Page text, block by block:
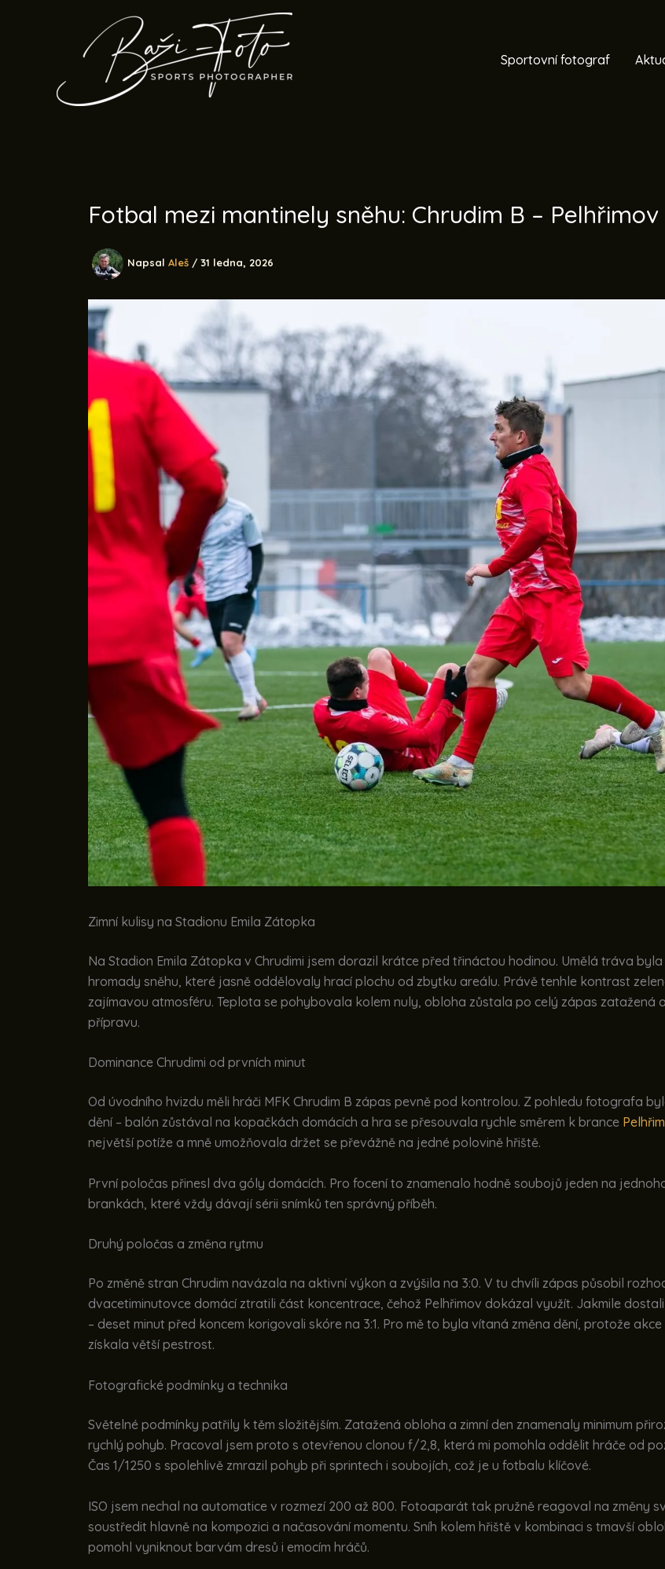
Sportovní fotograf
Fotbal mezi mantinely sněhu: Chrudim B – Pelhřimov
Napsal Aleš / 31 ledna, 2026
Zimní kulisy na Stadionu Emila Zátopka
Na Stadion Emila Zátopka v Chrudimi jsem dorazil krátce před třináctou hodinou. Umělá tráva
hromady sněhu, které jasně oddělovaly hrací plochu od zbytku areálu. Právě tenhle kontrast
zajímavou atmosféru. Teplota se pohybovala kolem nuly, obloha zůstala po celý zápas zatažená
přípravu.
Dominance Chrudimi od prvních minut
Od úvodního hvizdu měli hráči MFK Chrudim B zápas pevně pod kontrolou. Z pohledu fotografa
dění – balón zůstával na kopačkách domácích a hra se přesouvala rychle směrem k brance
největší potíže a mně umožňovala držet se převážně na jedné polovině hřiště.
První poločas přinesl dva góly domácích. Pro focení to znamenalo hodně soubojů jeden na
brankách, které vždy dávají sérii snímků ten správný příběh.
Druhý poločas a změna rytmu
Po změně stran Chrudim navázala na aktivní výkon a zvýšila na 3:0. V tu chvíli zápas působil
dvacetiminutovce domácí ztratili část koncentrace, čehož Pelhřimov dokázal využít. Jakmile
– deset minut před koncem korigovali skóre na 3:1. Pro mě to byla vítaná změna dění, protože
získala větší pestrost.
Fotografické podmínky a technika
Světelné podmínky patřily k těm složitějším. Zatažená obloha a zimní den znamenaly minimum
rychlý pohyb. Pracoval jsem proto s otevřenou clonou f/2,8, která mi pomohla oddělit hráče od
Čas 1/1250 s spolehlivě zmrazil pohyb při sprintech i soubojích, což je u fotbalu klíčové.
ISO jsem nechal na automatice v rozmezí 200 až 800. Fotoaparát tak pružně reagoval na změny
soustředit hlavně na kompozici a načasování momentu. Sníh kolem hřiště v kombinaci s tmavší
pomohl vyniknout barvám dresů i emocím hráčů.